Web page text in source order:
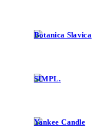
Botanica Slavica
SIMPL.
Yankee Candle